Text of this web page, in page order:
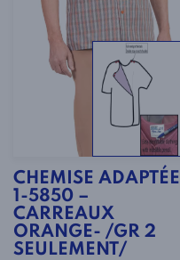
CHEMISE ADAPTÉE
1-5850 –
CARREAUX
ORANGE- /GR 2
SEULEMENT/